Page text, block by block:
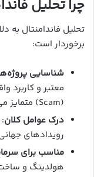
چرا تحلیل
تحلیل فاندامنتال به
برخوردار است:
شناسایی
معتبر و کاربرد
(Scam) متمایز می‌کند.
درک عوامل کلان
رویدادهای
مناسب برای
هولدینگ و ساخت